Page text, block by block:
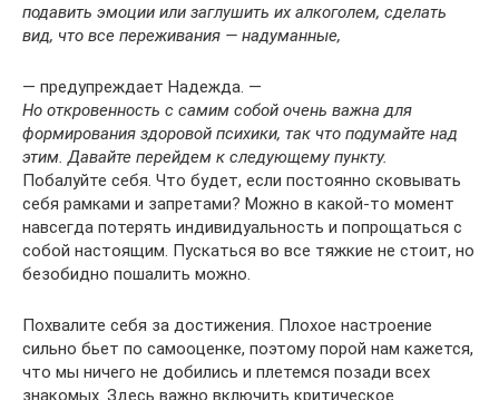
подавить эмоции или заглушить их алкоголем, сделать
вид, что все переживания — надуманные,
— предупреждает Надежда. —
Но откровенность с самим собой очень важна для
формирования здоровой психики, так что подумайте над
этим. Давайте перейдем к следующему ­пункту.
Побалуйте себя. Что будет, если постоянно сковывать
себя рамками и запретами? Можно в какой‑то момент
навсегда потерять индивидуальность и попрощаться с
собой настоящим. Пускаться во все тяжкие не стоит, но
безобидно пошалить можно.
Похвалите себя за достижения. Плохое настроение
сильно бьет по самооценке, поэтому порой нам кажется,
что мы ничего не добились и плетемся позади всех
знакомых. Здесь важно включить критическое